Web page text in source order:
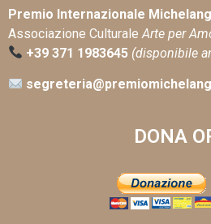
Premio Internazionale
Associazione Culturale Arte per
+39 371 1983645 (disponibile
DONA